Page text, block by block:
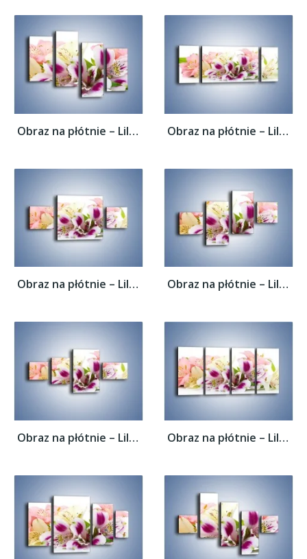
Obraz na płótnie – Lilie mazane pędzlem –... Obraz na płótnie – Lilie mazane pędzlem –...
Obraz na płótnie – Lilie mazane pędzlem –... Obraz na płótnie – Lilie mazane pędzlem –...
Obraz na płótnie – Lilie mazane pędzlem –... Obraz na płótnie – Lilie mazane pędzlem –...